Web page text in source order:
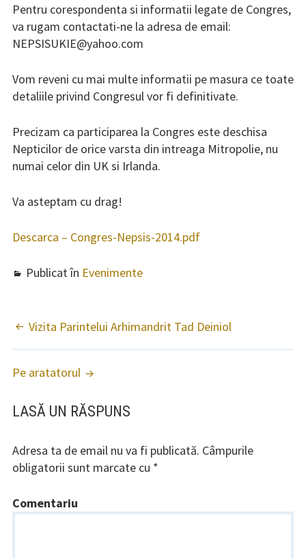
Pentru corespondenta si informatii legate de Congres,
va rugam contactati-ne la adresa de email:
NEPSISUKIE@yahoo.com
Vom reveni cu mai multe informatii pe masura ce toate
detaliile privind Congresul vor fi definitivate.
Precizam ca participarea la Congres este deschisa
Nepticilor de orice varsta din intreaga Mitropolie, nu
numai celor din UK si Irlanda.
Va asteptam cu drag!
Descarca – Congres-Nepsis-2014.pdf
Publicat în Evenimente
NAVIGARE
ARTICOLE
Vizita Parintelui Arhimandrit Tad Deiniol
Pe aratatorul
LASĂ UN RĂSPUNS
Adresa ta de email nu va fi publicată. Câmpurile
obligatorii sunt marcate cu *
Comentariu